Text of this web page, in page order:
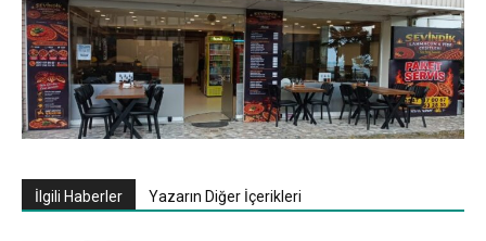
İlgili Haberler Yazarın Diğer İçerikleri